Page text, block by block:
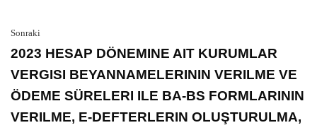
Sonraki
2023 HESAP DÖNEMINE AIT KURUMLAR
VERGISI BEYANNAMELERININ VERILME VE
ÖDEME SÜRELERI ILE BA-BS FORMLARININ
VERILME, E-DEFTERLERIN OLUŞTURULMA,